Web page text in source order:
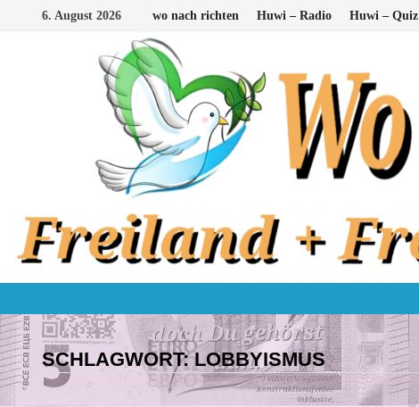
6. August 2026 wo nach richten Huwi – Radio Huwi – Quiz
SCHLAGWORT:LOBBYISMUS